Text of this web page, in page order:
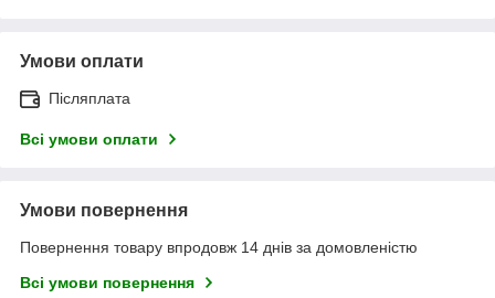
Умови оплати
Післяплата
Всі умови оплати
Умови повернення
Повернення товару впродовж 14 днів за домовленістю
Всі умови повернення